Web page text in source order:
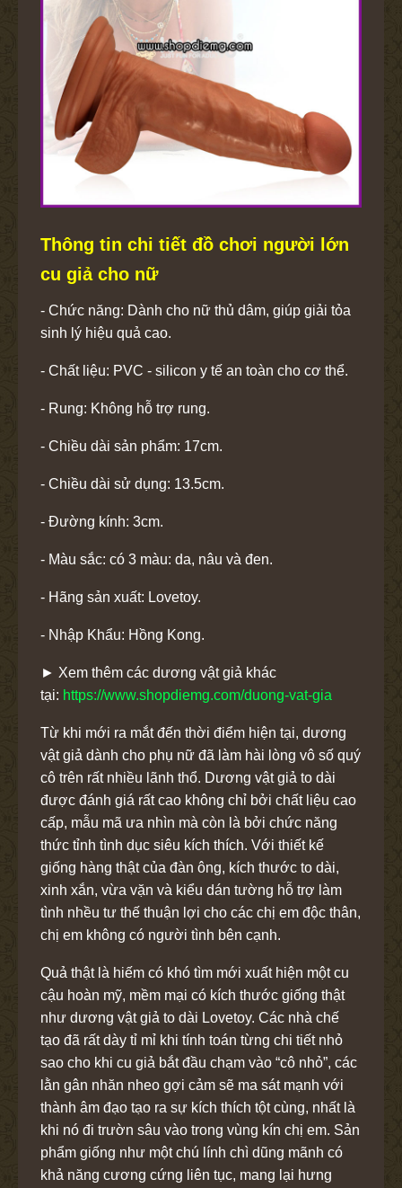
Thông tin chi tiết đồ chơi người lớn
cu giả cho nữ
- Chức năng: Dành cho nữ thủ dâm, giúp giải tỏa
sinh lý hiệu quả cao.
- Chất liệu: PVC - silicon y tế an toàn cho cơ thể.
- Rung: Không hỗ trợ rung.
- Chiều dài sản phẩm: 17cm.
- Chiều dài sử dụng: 13.5cm.
- Đường kính: 3cm.
- Màu sắc: có 3 màu: da, nâu và đen.
- Hãng sản xuất: Lovetoy.
- Nhập Khẩu: Hồng Kong.
► Xem thêm các dương vật giả khác
tại: https://www.shopdiemg.com/duong-vat-gia
Từ khi mới ra mắt đến thời điểm hiện tại, dương
vật giả dành cho phụ nữ đã làm hài lòng vô số quý
cô trên rất nhiều lãnh thổ. Dương vật giả to dài
được đánh giá rất cao không chỉ bởi chất liệu cao
cấp, mẫu mã ưa nhìn mà còn là bởi chức năng
thức tỉnh tình dục siêu kích thích. Với thiết kế
giống hàng thật của đàn ông, kích thước to dài,
xinh xắn, vừa vặn và kiểu dán tường hỗ trợ làm
tình nhều tư thế thuận lợi cho các chị em độc thân,
chị em không có người tình bên cạnh.
Quả thật là hiếm có khó tìm mới xuất hiện một cu
cậu hoàn mỹ, mềm mại có kích thước giống thật
như dương vật giả to dài Lovetoy. Các nhà chế
tạo đã rất dày tỉ mỉ khi tính toán từng chi tiết nhỏ
sao cho khi cu giả bắt đầu chạm vào “cô nhỏ”, các
lằn gân nhăn nheo gợi cảm sẽ ma sát mạnh với
thành âm đạo tạo ra sự kích thích tột cùng, nhất là
khi nó đi trườn sâu vào trong vùng kín chị em. Sản
phẩm giống như một chú lính chì dũng mãnh có
khả năng cương cứng liên tục, mang lại hưng